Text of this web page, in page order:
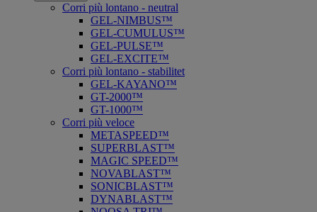
Corri più lontano - neutral
GEL-NIMBUS™
GEL-CUMULUS™
GEL-PULSE™
GEL-EXCITE™
Corri più lontano - stabilitet
GEL-KAYANO™
GT-2000™
GT-1000™
Corri più veloce
METASPEED™
SUPERBLAST™
MAGIC SPEED™
NOVABLAST™
SONICBLAST™
DYNABLAST™